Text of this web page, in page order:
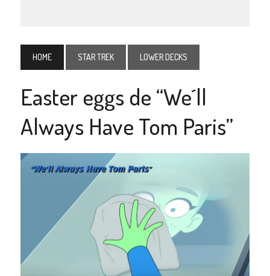
HOME STAR TREK LOWER DECKS
Easter eggs de “We´ll
Always Have Tom Paris”